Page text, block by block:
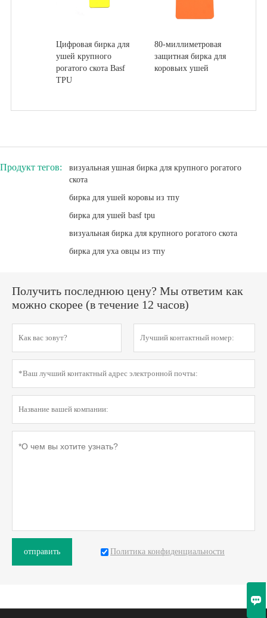
Цифровая бирка для
ушей крупного
рогатого скота Basf
TPU
80-миллиметровая
защитная бирка для
коровьих ушей
Продукт тегов:
визуальная ушная бирка для крупного рогатого
скота
бирка для ушей коровы из тпу
бирка для ушей basf tpu
визуальная бирка для крупного рогатого скота
бирка для уха овцы из тпу
Получить последнюю цену? Мы ответим как
можно скорее (в течение 12 часов)
отправить Политика конфиденциальности
